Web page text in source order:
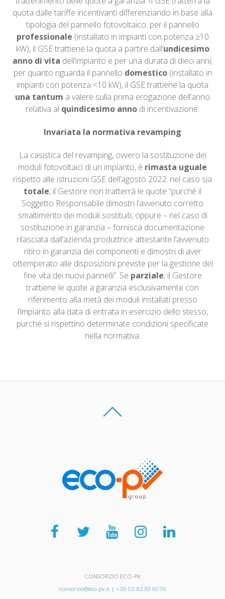
quota dalle tariffe incentivanti differenziando in base alla
tipologia del pannello fotovoltaico: per il pannello
professionale (installato in impianti con potenza ≥10
kW), il GSE trattiene la quota a partire dall’undicesimo
anno di vita dell’impianto e per una durata di dieci anni;
per quanto riguarda il pannello domestico(installato in
impianti con potenza <10 kW), il GSE trattiene la quota
una tantum a valere sulla prima erogazione dell’anno
relativa al quindicesimo anno di incentivazione.
Invariata la normativa revamping
La casistica del revamping, ovvero la sostituzione dei
moduli fotovoltaici di un impianto, è rimasta uguale
rispetto alle istruzioni GSE dell’agosto 2022: nel caso sia
totale, il Gestore non tratterrà le quote “purché il
Soggetto Responsabile dimostri l’avvenuto corretto
smaltimento dei moduli sostituiti, oppure – nel caso di
sostituzione in garanzia – fornisca documentazione
rilasciata dall’azienda produttrice attestante l’avvenuto
ritiro in garanzia dei componenti e dimostri di aver
ottemperato alle disposizioni previste per la gestione del
fine vita dei nuovi pannelli”. Se parziale, il Gestore
trattiene le quote a garanzia esclusivamente con
riferimento alla metà dei moduli installati presso
l’impianto alla data di entrata in esercizio dello stesso,
purché si rispettino determinate condizioni specificate
nella normativa.
CONSORZIO ECO-PV
consorzio@eco-pv.it| +39 02 8239 6076